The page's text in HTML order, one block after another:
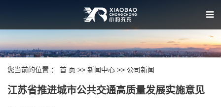
您当前的位置 ： 首 页 >> 新闻中心 >> 公司新闻
江苏省推进城市公共交通高质量发展实施意见